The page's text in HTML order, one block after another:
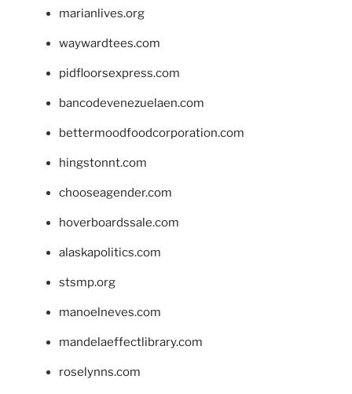
marianlives.org
waywardtees.com
pidfloorsexpress.com
bancodevenezuelaen.com
bettermoodfoodcorporation.com
hingstonnt.com
chooseagender.com
hoverboardssale.com
alaskapolitics.com
stsmp.org
manoelneves.com
mandelaeffectlibrary.com
roselynns.com